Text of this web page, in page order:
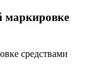
маркировке
средствами